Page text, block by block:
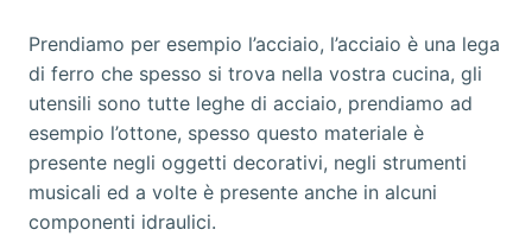
Prendiamo per esempio l’acciaio, l’acciaio è una lega
di ferro che spesso si trova nella vostra cucina, gli
utensili sono tutte leghe di acciaio, prendiamo ad
esempio l’ottone, spesso questo materiale è
presente negli oggetti decorativi, negli strumenti
musicali ed a volte è presente anche in alcuni
componenti idraulici.